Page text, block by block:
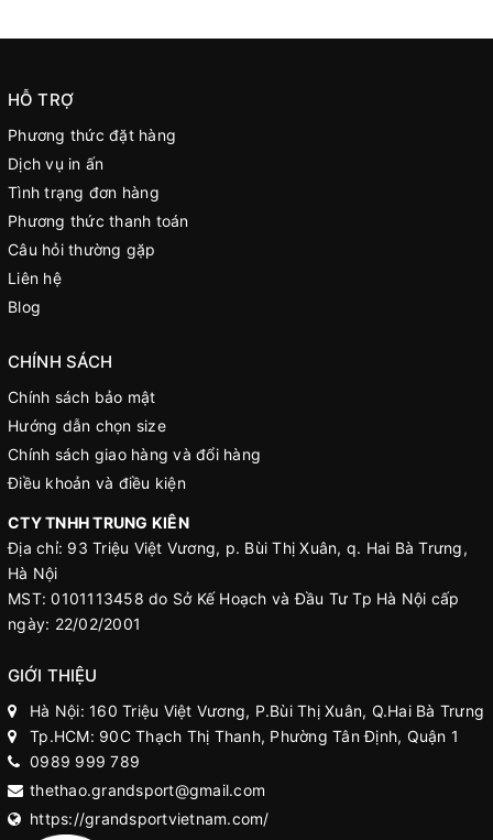
HỖ TRỢ
Phương thức đặt hàng
Dịch vụ in ấn
Tình trạng đơn hàng
Phương thức thanh toán
Câu hỏi thường gặp
Liên hệ
Blog
CHÍNH SÁCH
Chính sách bảo mật
Hướng dẫn chọn size
Chính sách giao hàng và đổi hàng
Điều khoản và điều kiện
CTY TNHH TRUNG KIÊN
Địa chỉ: 93 Triệu Việt Vương, p. Bùi Thị Xuân, q. Hai Bà Trưng,
Hà Nội
MST: 0101113458 do Sở Kế Hoạch và Đầu Tư Tp Hà Nội cấp
ngày: 22/02/2001
GIỚI THIỆU
Hà Nội: 160 Triệu Việt Vương, P.Bùi Thị Xuân, Q.Hai Bà Trưng
Tp.HCM: 90C Thạch Thị Thanh, Phường Tân Định, Quận 1
0989 999 789
thethao.grandsport@gmail.com
https://grandsportvietnam.com/